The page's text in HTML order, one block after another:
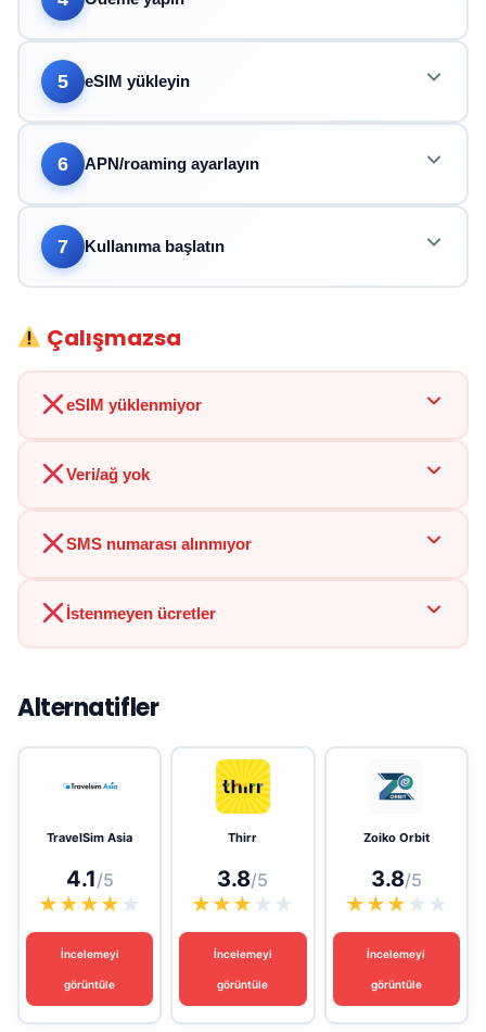
5 eSIM yükleyin
6 APN/roaming ayarlayın
7 Kullanıma başlatın
Çalışmazsa
eSIM yüklenmiyor
Veri/ağ yok
SMS numarası alınmıyor
İstenmeyen ücretler
Alternatifler
TravelSim Asia
4.1/5
★★★★ ★
İncelemeyi
görüntüle
Thirr
3.8/5
★★★ ★ ★
İncelemeyi
görüntüle
Zoiko Orbit
3.8/5
★★★ ★ ★
İncelemeyi
görüntüle